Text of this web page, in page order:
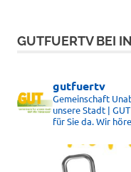
GUTFUERTV BEI
gutfuertv
Gemeinschaft
unsere Stadt |
für Sie da. Wir